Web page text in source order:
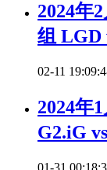
2024年
组 LGD
02-11
2024年
G2.iG
01-31